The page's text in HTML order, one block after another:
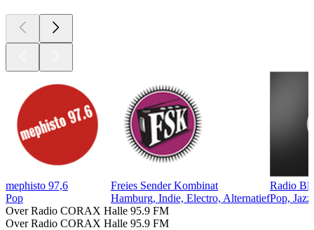
mephisto 97,6
Pop
Freies Sender Kombinat
Hamburg, Indie, Electro, Alternatief
Radio
Pop, Jazz
Over Radio CORAX Halle 95.9 FM
Over Radio CORAX Halle 95.9 FM